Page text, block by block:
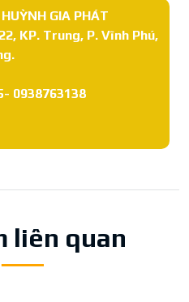
GIA PHÁT
KP. Trung, P. Vĩnh Phú,
0938763138
liên quan